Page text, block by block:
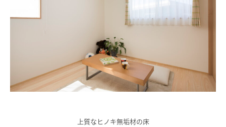
上質なヒノキ無垢材の床